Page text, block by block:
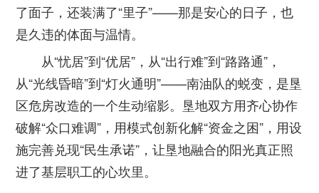
了面子，还装满了“里子”——那是安心的日子，也
是久违的体面与温情。
从“忧居”到“优居”，从“出行难”到“路路通”，
从“光线昏暗”到“灯火通明”——南油队的蜕变，是垦
区危房改造的一个生动缩影。垦地双方用齐心协作
破解“众口难调”，用模式创新化解“资金之困”，用设
施完善兑现“民生承诺”，让垦地融合的阳光真正照
进了基层职工的心坎里。